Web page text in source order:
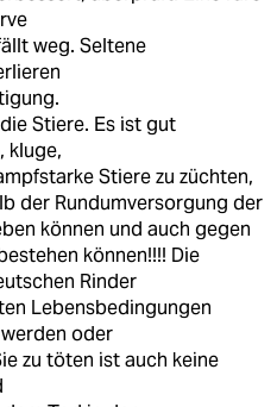
weg. Seltene
Stiere. Es ist gut
kluge,
Stiere zu züchten,
der Rundumversorgung der
können und auch gegen
können!!!! Die
Rinder
Lebensbedingungen
oder
zu töten ist auch keine